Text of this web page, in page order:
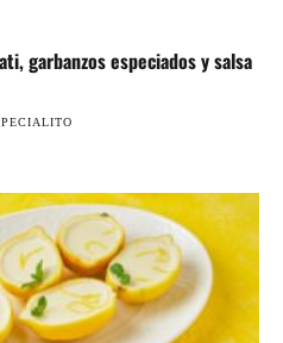
garbanzos especiados y salsa